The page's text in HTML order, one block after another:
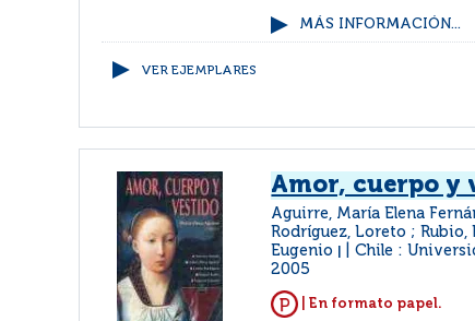
MÁS INFORMACIÓN...
VER EJEMPLARES
Amor, cuerpo y
Aguirre, María Elena
Rodríguez, Loreto ; Rubio,
Eugenio
Chile :
2005
| En formato papel.